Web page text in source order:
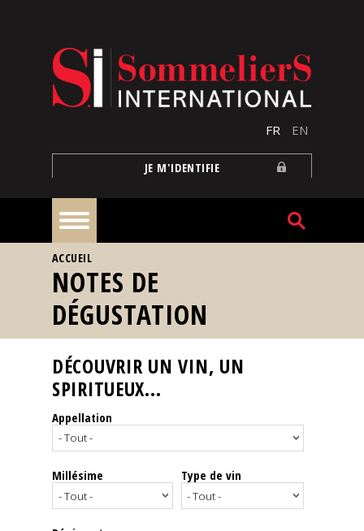
FR EN
JE M'IDENTIFIE
À
la
une
Reportages
Nos
Spiritueux
Notes
VOUS ÊTES ICI
ACCUEIL
NOTES DE
DÉGUSTATION
DÉCOUVRIR UN VIN, UN
SPIRITUEUX...
Appellation
Millésime Type de vin